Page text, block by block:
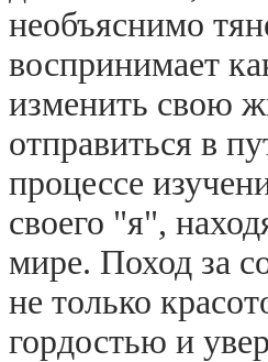
необъяснимо
воспринимает
изменить свою
отправиться в
процессе
своего "я",
мире. Поход за
не только
гордостью и